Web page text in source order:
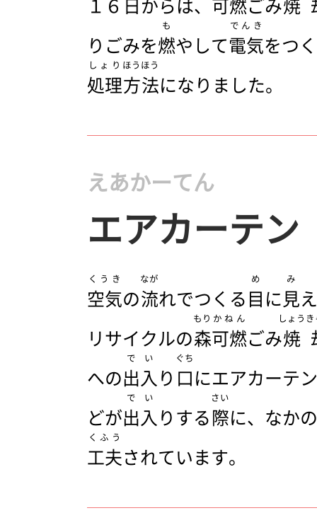
りごみを燃
も
やして電気
でんき
をつ
処理
しょり
方法
ほうほう
になりました。
えあかーてん
エアカーテン
空気
くうき
の流
なが
れでつくる目
め
に見
み
リサイクルの森
もり
可燃
かねん
ごみ焼
しょう
への出入
でい
り 口
ぐち
にエアカーテ
どが出入
でい
りする際
さい
に、なかの
工夫
くふう
されています。